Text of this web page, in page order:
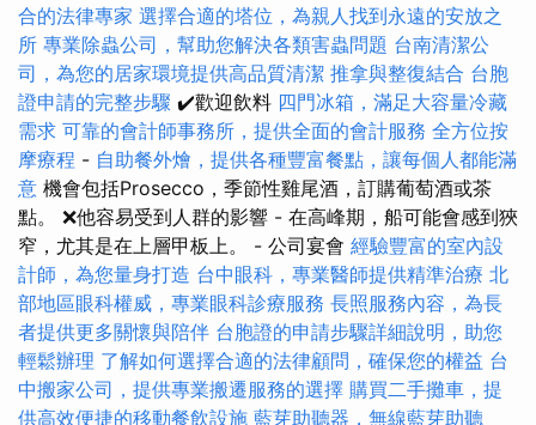
合的法律專家 選擇合適的塔位，為親人找到永遠的安放之
所 專業除蟲公司，幫助您解決各類害蟲問題 台南清潔公
司，為您的居家環境提供高品質清潔 推拿與整復結合 台胞
證申請的完整步驟 ✔️歡迎飲料 四門冰箱，滿足大容量冷藏
需求 可靠的會計師事務所，提供全面的會計服務 全方位按
摩療程 - 自助餐外燴，提供各種豐富餐點，讓每個人都能滿
意 機會包括Prosecco，季節性雞尾酒，訂購葡萄酒或茶
點。 ❌他容易受到人群的影響 - 在高峰期，船可能會感到狹
窄，尤其是在上層甲板上。 - 公司宴會 經驗豐富的室內設
計師，為您量身打造 台中眼科，專業醫師提供精準治療 北
部地區眼科權威，專業眼科診療服務 長照服務內容，為長
者提供更多關懷與陪伴 台胞證的申請步驟詳細說明，助您
輕鬆辦理 了解如何選擇合適的法律顧問，確保您的權益 台
中搬家公司，提供專業搬遷服務的選擇 購買二手攤車，提
供高效便捷的移動餐飲設施 藍芽助聽器，無線藍芽助聽